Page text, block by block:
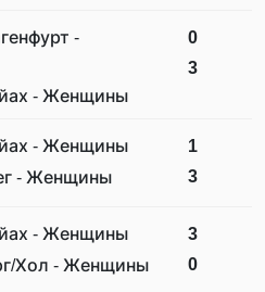
-
- Женщины
0
3
- Женщины
- Женщины
1
3
- Женщины
Хол - Женщины
3
0